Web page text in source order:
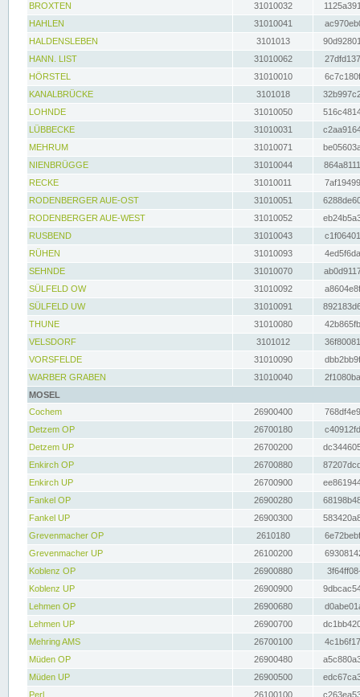
BROXTEN
31010032
HAHLEN
31010041
HALDENSLEBEN
3101013
HANN. LIST
31010062
HÖRSTEL
31010010
KANALBRÜCKE
3101018
LOHNDE
31010050
LÜBBECKE
31010031
MEHRUM
31010071
NIENBRÜGGE
31010044
RECKE
31010011
RODENBERGER AUE-OST
31010051
RODENBERGER AUE-WEST
31010052
RUSBEND
31010043
RÜHEN
31010093
SEHNDE
31010070
SÜLFELD OW
31010092
SÜLFELD UW
31010091
THUNE
31010080
VELSDORF
3101012
VORSFELDE
31010090
WARBER GRABEN
31010040
MOSEL
Cochem
26900400
Detzem OP
26700180
Detzem UP
26700200
Enkirch OP
26700880
Enkirch UP
26700900
Fankel OP
26900280
Fankel UP
26900300
Grevenmacher OP
2610180
Grevenmacher UP
26100200
Koblenz OP
26900880
Koblenz UP
26900900
Lehmen OP
26900680
Lehmen UP
26900700
Mehring AMS
26700100
Müden OP
26900480
Müden UP
26900500
Perl
26100100